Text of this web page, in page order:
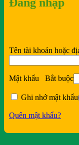
Tên tài khoản hoặc
Mật khẩu Bắt buộc
Ghi nhớ mật khẩu
Quên mật khẩu?